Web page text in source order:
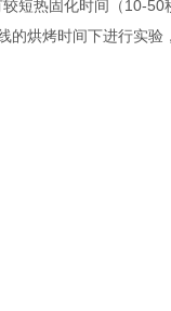
热固化时间（10-50
烘烤时间下进行实验